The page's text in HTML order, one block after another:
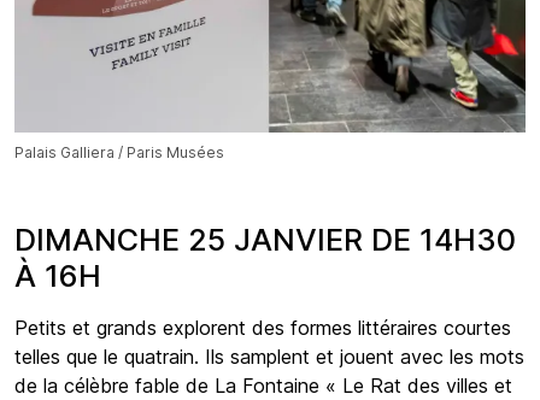
Palais Galliera / Paris Musées
DIMANCHE 25 JANVIER DE 14H30
À 16H
Petits et grands explorent des formes littéraires courtes
telles que le quatrain. Ils samplent et jouent avec les mots
de la célèbre fable de La Fontaine « Le Rat des villes et